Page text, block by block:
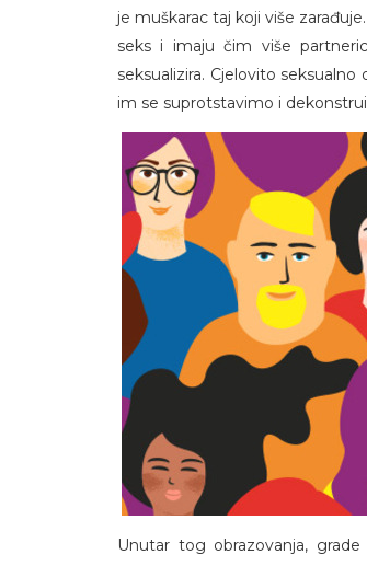
je muškarac taj koji više
seks i imaju čim više
seksualizira. Cjelovito
im se suprotstavimo i
Unutar tog obrazovanja,